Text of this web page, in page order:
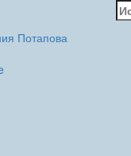
Потапова